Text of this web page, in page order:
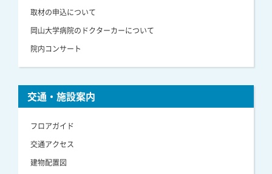
取材の申込について
岡山大学病院のドクターカーについて
院内コンサート
交通・施設案内
フロアガイド
交通アクセス
建物配置図